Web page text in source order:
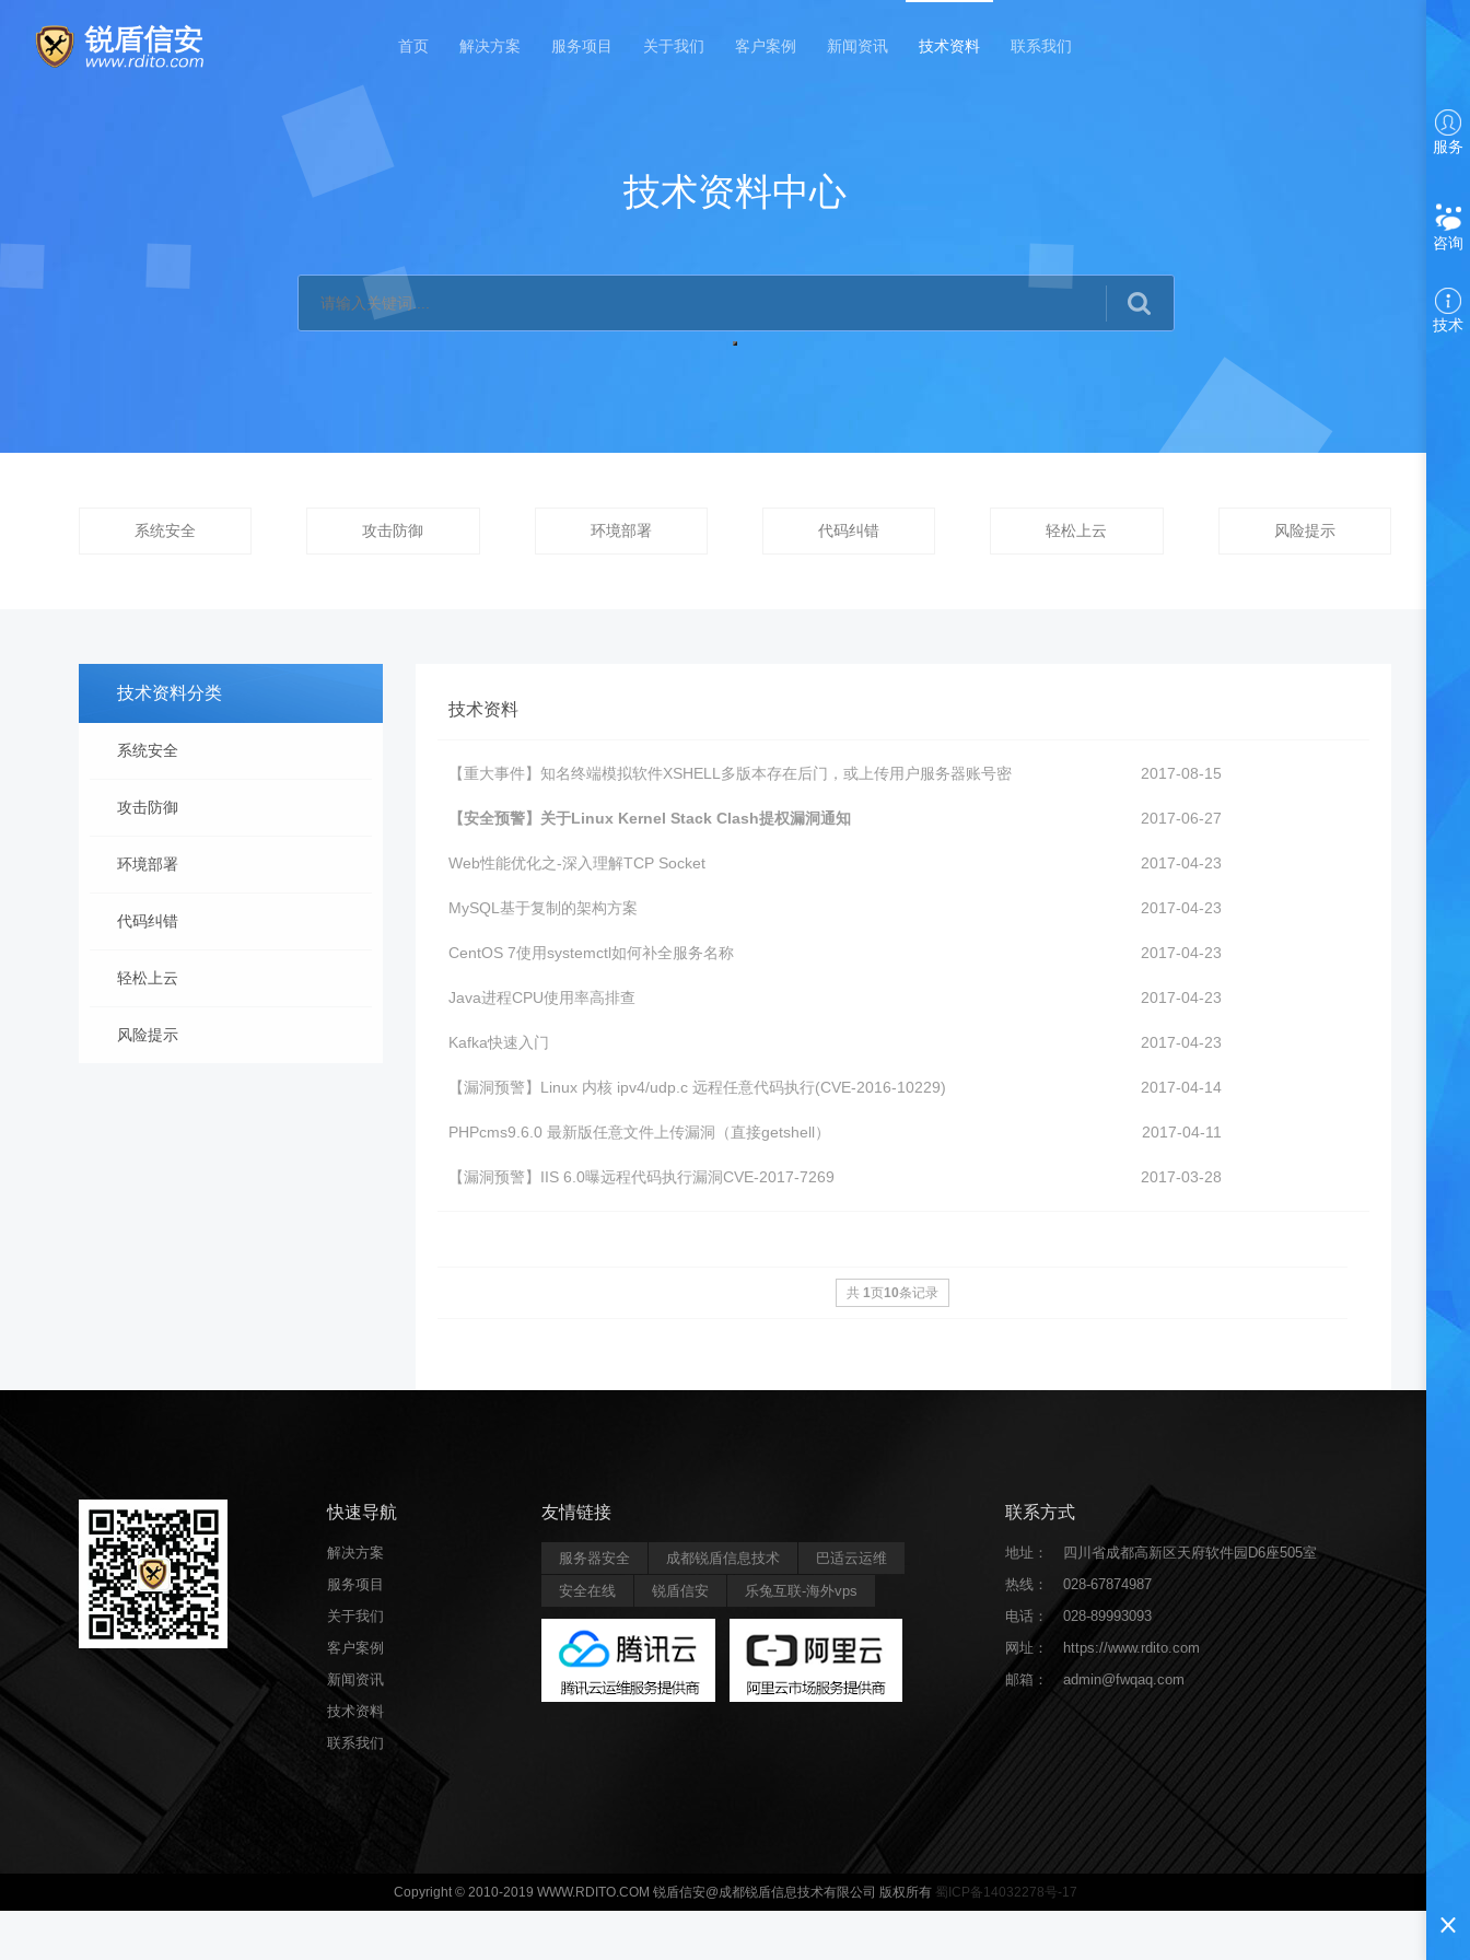
首页 解决方案 服务项目 关于我们 客户案例 新闻资讯 技术资料 联系我们
服务
咨询
技术
技术资料中心
系统安全 攻击防御 环境部署 代码纠错 轻松上云 风险提示
技术资料分类
系统安全
攻击防御
环境部署
代码纠错
轻松上云
风险提示
技术资料
【重大事件】知名终端模拟软件XSHELL多版本存在后门，或上传用户服务器账号密 2017-08-15
【安全预警】关于Linux Kernel Stack Clash提权漏洞通知 2017-06-27
Web性能优化之-深入理解TCP Socket 2017-04-23
MySQL基于复制的架构方案 2017-04-23
CentOS 7使用systemctl如何补全服务名称 2017-04-23
Java进程CPU使用率高排查 2017-04-23
Kafka快速入门 2017-04-23
【漏洞预警】Linux 内核 ipv4/udp.c 远程任意代码执行(CVE-2016-10229) 2017-04-14
PHPcms9.6.0 最新版任意文件上传漏洞（直接getshell） 2017-04-11
【漏洞预警】IIS 6.0曝远程代码执行漏洞CVE-2017-7269 2017-03-28
共 1页10条记录
快速导航
解决方案
服务项目
关于我们
客户案例
新闻资讯
技术资料
联系我们
友情链接
服务器安全 成都锐盾信息技术
巴适云运维
安全在线
锐盾信安 乐兔互联-海外vps
联系方式
地址：
四川省成都高新区天府软件园D6座505室
热线：
028-67874987
电话：
028-89993093
网址：
https://www.rdito.com
邮箱：
admin@fwqaq.com
Copyright © 2010-2019 WWW.RDITO.COM 锐盾信安@成都锐盾信息技术有限公司 版权所有 蜀ICP备14032278号-17